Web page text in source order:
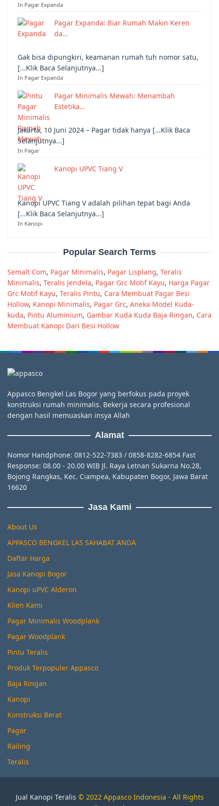
In Pagar Expanda
Pagar Expanda: Biar Rumah Makin Keren
da…
Gak bisa dipungkiri, keamanan rumah tuh nomor satu,
[...Klik Baca Selanjutnya...]
In Pagar Expanda
Pagar Minimalis Mewah: Menambah
Estetika…
Jakarta, 10 Juni 2024 – Pagar tidak hanya [...Klik Baca
Selanjutnya...]
In Pagar
Kanopi UPVC Tiang V
Kanopi UPVC Tiang V adalah pilihan tepat bagi Anda
[...Klik Baca Selanjutnya...]
In Kanopi
Popular Search Terms
Semalt Com, Pagar Minimalis, Pagar Lisplang, Teralis
Minimalis, Teralis Jendela, Pagar Grc Motif Kayu, Harga Pagar
Grc Motif Kayu, Teralis Pintu, Cara Membuat Pagar Besi
Hollow, Kanopi Minimalis, Pagar Grc, Aneka Model Kuda-
kuda, Pintu Aluminium, Gambar Kuda Kuda Baja Ringan, Cara
Membuat Kanopi Dari Besi Hollow
Appasco Bengkel Las Bogor yang berfokus pada proyek
konstruksi rumah minimalis. Bekerja secara profesional
dengan hasil memuaskan insya Allah
Alamat
Nomor Handphone: 0812-522-7383 / 0858-8282-6854 Fast
Response: 08.00 - 20.00 WIB Jl. Raya Letnan Sukarna No.28,
Bojong Rangkas, Kec. Ciampea, Kabupaten Bogor, Jawa Barat
16620
Jasa Kami
About Us
APPASCO BENGKEL LAS SAHABAT ANDA
Daftar Harga
Jasa Kanopi Bogor
Kanopi uPVC Alderon
Klien Kami
Pagar Minimalis Woodplank
Pagar Woodplank
Pintu Teralis
Produk Terpopuler Appasco
Baja Ringan
Kanopi
Konstruksi Berat
Pagar
Railing
Teralis
Jual Kanopi Teralis © 2022 Appasco Indonesia - All Rights